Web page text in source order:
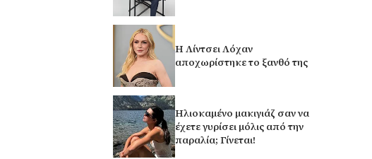
Η Λίντσει Λόχαν
αποχωρίστηκε το ξανθό της
Ηλιοκαμένο μακιγιάζ σαν να
έχετε γυρίσει μόλις από την
παραλία; Γίνεται!